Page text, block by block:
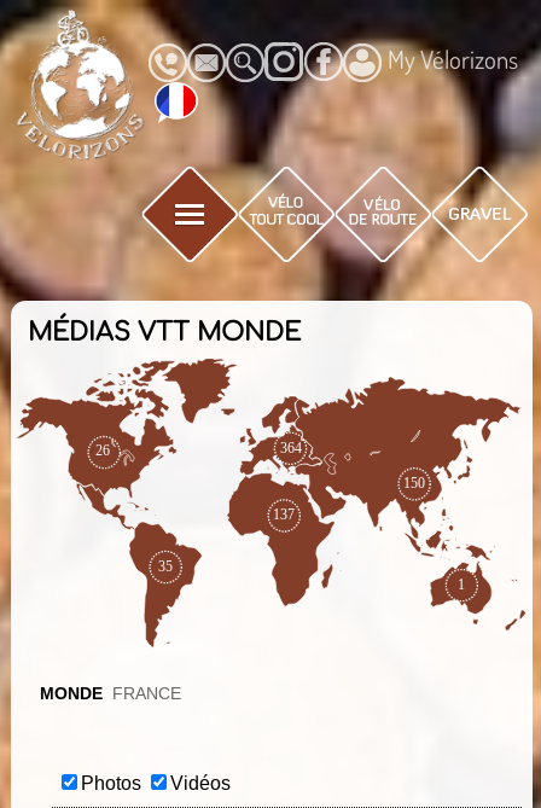
My Vélorizons
MÉDIAS VTT MONDE
26
35
364
137
150
1
MONDE FRANCE
Photos Vidéos